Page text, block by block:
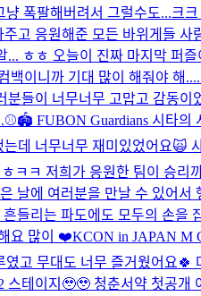
폭팔해버려서 그럴수도...크
고 응원해준 모든 바위게들
ㅎㅎ 오늘이 진짜 마지막 퍼
백이니까 기대 많이 해줘야 해
들이 너무너무 고맙고 감동
⚾️🏟️ FUBON Guardians 시타의
데 너무너무 재미있었어요🙀
ㅋㅋ 저희가 응원한 팀이 승리
날에 여러분을 만날 수 있어
리는 파도에도 모두의 손을
요 많이 ❤️KCON in JAPAN M
고 무대도 너무 즐거웠어요
스테이지🥹🥹 청춘서약 첫공개